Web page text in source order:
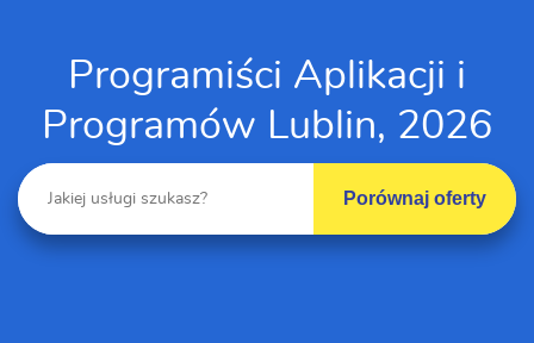
Programiści Aplikacji i
Programów Lublin, 2026
Porównaj oferty